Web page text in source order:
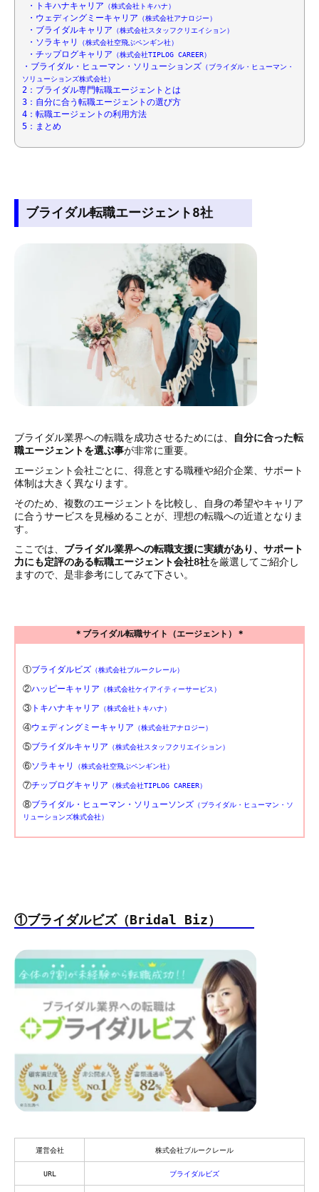
・ トキハナキャリア （株式会社トキハナ）
・ ウェディングミーキャリア （株式会社アナロジー）
・ ブライダルキャリア （株式会社スタッフクリエイション）
・ ソラキャリ （株式会社空飛ぶペンギン社）
・ チップログキャリア （株式会社TIPLOG CAREER）
・ ブライダル・ヒューマン・ソリューションズ （ブライダル・ヒューマン・
ソリューションズ株式会社）
2：ブライダル専門転職エージェントとは
3：自分に合う転職エージェントの選び方
4：転職エージェントの利用方法
5：まとめ
ブライダル転職エージェント8社
ブライダル業界への転職を成功させるためには、
自分に合った転
職エージェントを選ぶ事が非常に重要。
エージェント会社ごとに、得意とする職種や紹介企業、サポート
体制は大きく異なります。
そのため、複数のエージェントを比較し、自身の希望やキャリア
に合うサービスを見極めることが、理想の転職への近道となりま
す。
ここでは、 ブライダル業界への転職支援に実績があり、サポート
力にも定評のある転職エージェント会社8社を厳選してご紹介し
ますので、是非参考にしてみて下さい。
＊ブライダル転職サイト（エージェント）＊
①ブライダルビズ （株式会社ブルークレール）
②ハッピーキャリア （株式会社ケイアイティーサービス）
③ トキハナキャリア （株式会社トキハナ）
④ウェディングミーキャリア （株式会社アナロジー）
⑤ブライダルキャリア （株式会社スタッフクリエイション）
⑥ソラキャリ （株式会社空飛ぶペンギン社）
⑦チップログキャリア （株式会社TIPLOG CAREER）
⑧ブライダル・ヒューマン・ソリューソンズ （ブライダル・ヒューマン・ソ
リューションズ株式会社）
①ブライダルビズ（Bridal Biz）
運営会社 株式会社ブルークレール
URL ブライダルビズ